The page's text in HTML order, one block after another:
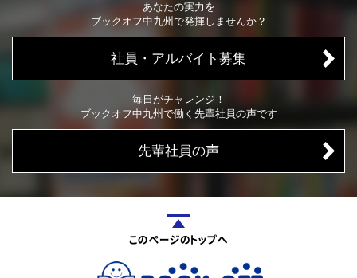
あなたの実力を
ブックオフ中九州で発揮しませんか？
社員・アルバイト募集
毎日がチャレンジ！
ブックオフ中九州で働く先輩社員の声です
先輩社員の声